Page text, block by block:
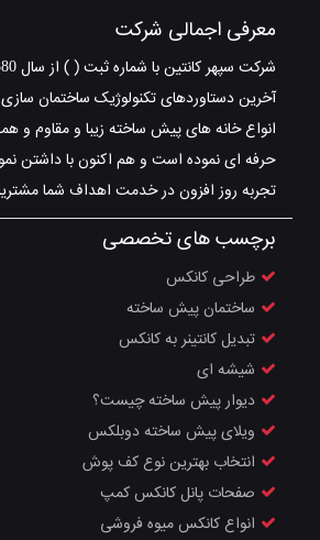
معرفی اجمالی شرکت
آخرین دستاوردهای تکنولوژیک ساختمان
انواع خانه های پیش ساخته زیبا و مقاوم و
حرفه ای نموده است و هم اکنون با داشتن
تجربه روز افزون در خدمت اهداف شما
برچسب های تخصصی
طراحی کانکس
ساختمان پیش ساخته
تبدیل کانتینر به کانکس
شیشه ‌ای
دیوار پیش ساخته چیست؟
ویلای پیش ساخته دوبلکس
انتخاب بهترین نوع کف پوش
صفحات پانل کانکس کمپ
انواع کانکس میوه فروشی